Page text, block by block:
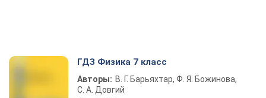
ГДЗ Физика 7 класс
Авторы: В. Г. Барьяхтар, Ф. Я. Божинова,
С. А. Довгий